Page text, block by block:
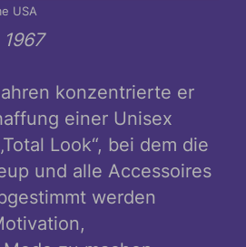
USA
konzentrierte er
einer Unisex
Look“, bei dem die
und alle Accessoires
werden